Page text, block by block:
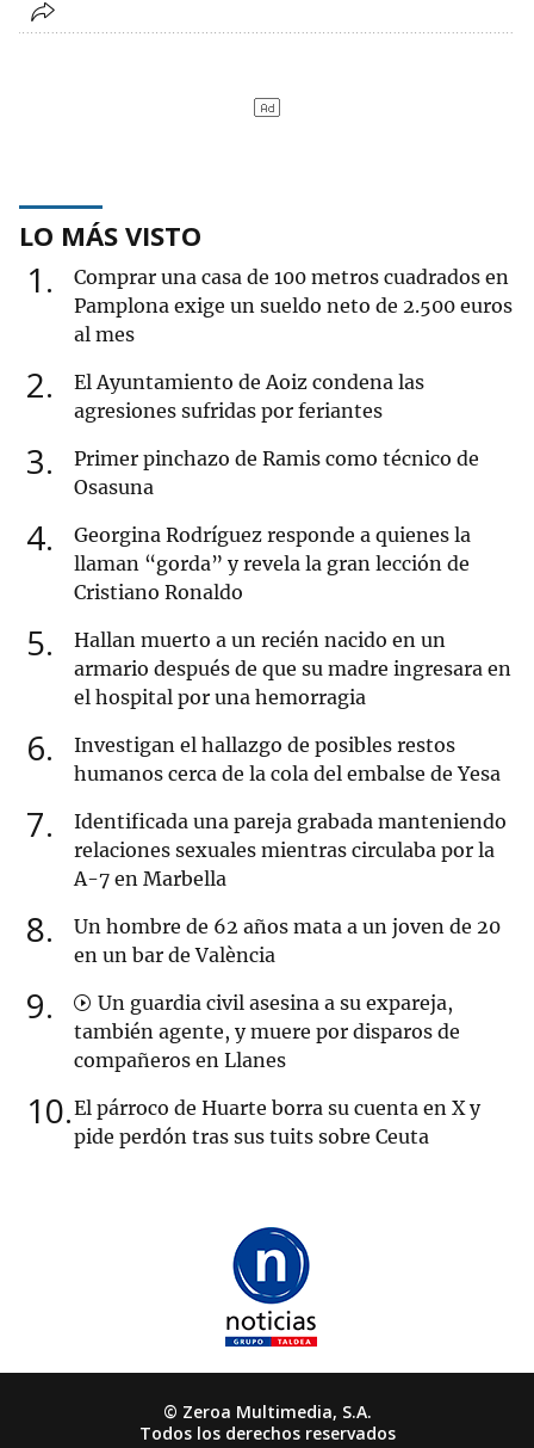
LO MÁS VISTO
1
Comprar una casa de 100 metros cuadrados en
Pamplona exige un sueldo neto de 2.500 euros
al mes
2
El Ayuntamiento de Aoiz condena las
agresiones sufridas por feriantes
3
Primer pinchazo de Ramis como técnico de
Osasuna
4
Georgina Rodríguez responde a quienes la
llaman “gorda” y revela la gran lección de
Cristiano Ronaldo
5
Hallan muerto a un recién nacido en un
armario después de que su madre ingresara en
el hospital por una hemorragia
6
Investigan el hallazgo de posibles restos
humanos cerca de la cola del embalse de Yesa
7
Identificada una pareja grabada manteniendo
relaciones sexuales mientras circulaba por la
A-7 en Marbella
8
Un hombre de 62 años mata a un joven de 20
en un bar de València
9
Un guardia civil asesina a su expareja,
también agente, y muere por disparos de
compañeros en Llanes
10 El párroco de Huarte borra su cuenta en X y
pide perdón tras sus tuits sobre Ceuta
© Zeroa Multimedia, S.A.
Todos los derechos reservados